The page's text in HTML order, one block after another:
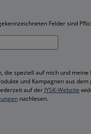
Felder sind
die speziell auf mich und
und Kampagnen aus dem
auf der JYSK-Website
nachlesen.